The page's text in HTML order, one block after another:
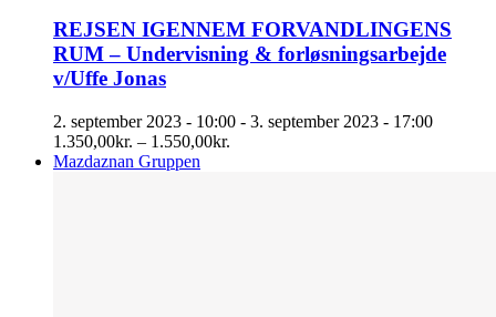
REJSEN IGENNEM FORVANDLINGENS
RUM – Undervisning & forløsningsarbejde
v/Uffe Jonas
2. september 2023 - 10:00 - 3. september 2023 - 17:00
1.350,00kr. – 1.550,00kr.
Mazdaznan Gruppen